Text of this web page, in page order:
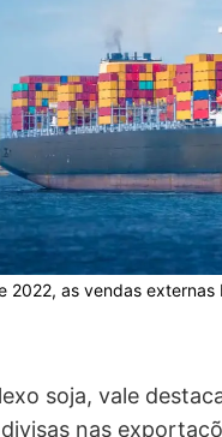
2022, as vendas
soja, vale
nas